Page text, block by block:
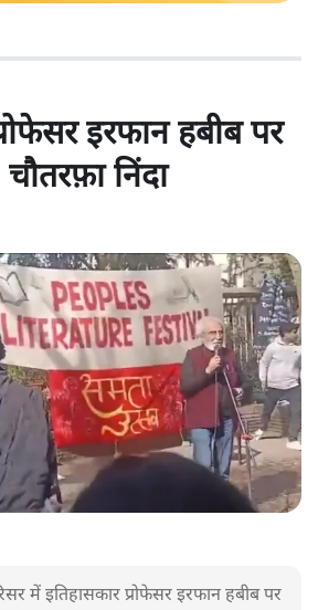
इरफान हबीब पर
निंदा
में इतिहासकार प्रोफेसर इरफान हबीब पर